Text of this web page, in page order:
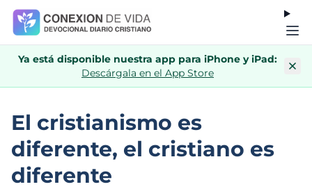
Ya está disponible nuestra app para iPhone y iPad:
Descárgala en el App Store
El cristianismo es
diferente, el cristiano es
diferente